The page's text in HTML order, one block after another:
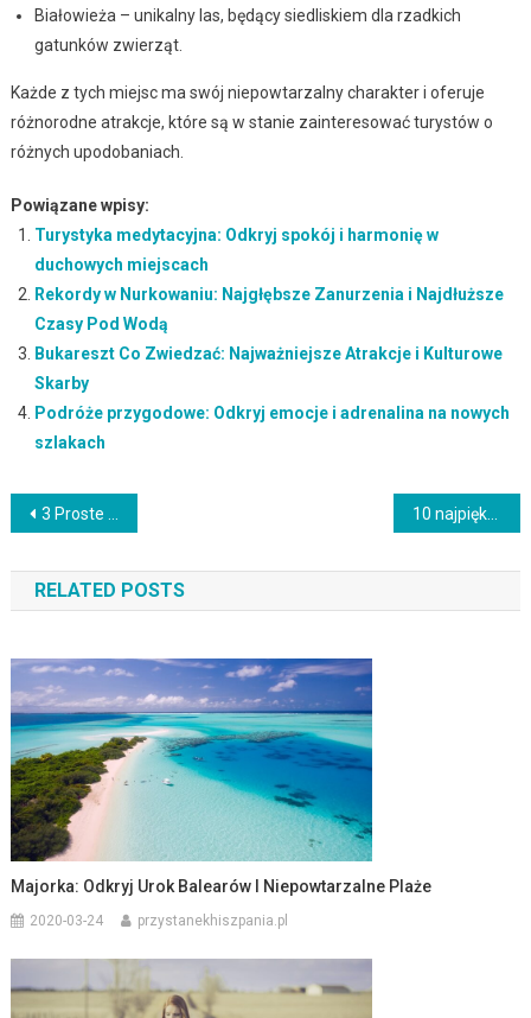
Białowieża – unikalny las, będący siedliskiem dla rzadkich
gatunków zwierząt.
Każde z tych miejsc ma swój niepowtarzalny charakter i oferuje
różnorodne atrakcje, które są w stanie zainteresować turystów o
różnych upodobaniach.
Powiązane wpisy:
Turystyka medytacyjna: Odkryj spokój i harmonię w
duchowych miejscach
Rekordy w Nurkowaniu: Najgłębsze Zanurzenia i Najdłuższe
Czasy Pod Wodą
Bukareszt Co Zwiedzać: Najważniejsze Atrakcje i Kulturowe
Skarby
Podróże przygodowe: Odkryj emocje i adrenalina na nowych
szlakach
Nawigacja
wpisu
3 Proste sposoby, aby ułatwić sobie podróżowanie 10 najpiękniejszych miejsc do odwiedzenia w Europie
RELATED POSTS
Majorka: Odkryj Urok Balearów I Niepowtarzalne Plaże
2020-03-24 przystanekhiszpania.pl